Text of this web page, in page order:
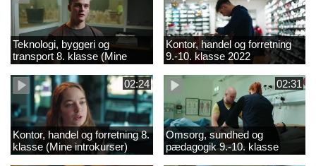
Teknologi, byggeri og
transport 8. klasse (Mine
introkurser) 2022
Kontor, handel og forretning
9.-10. klasse 2022
02:24
Kontor, handel og forretning 8.
klasse (Mine introkurser)
2022
02:31
Omsorg, sundhed og
pædagogik 9.-10. klasse
2022